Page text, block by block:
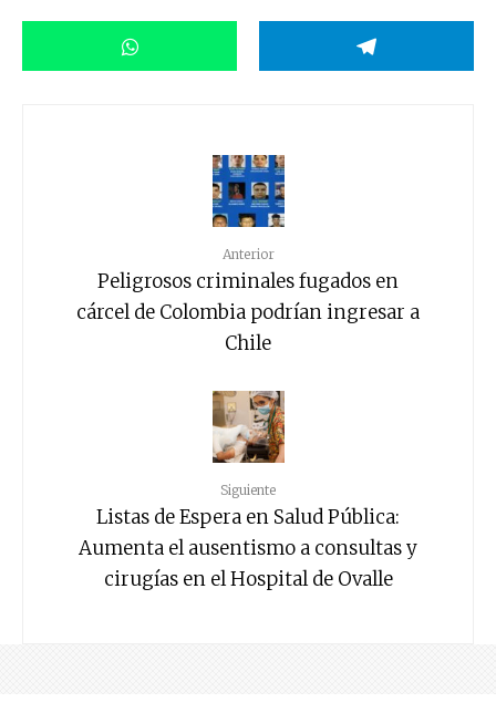
Anterior
Peligrosos criminales fugados en
cárcel de Colombia podrían ingresar a
Chile
Siguiente
Listas de Espera en Salud Pública:
Aumenta el ausentismo a consultas y
cirugías en el Hospital de Ovalle